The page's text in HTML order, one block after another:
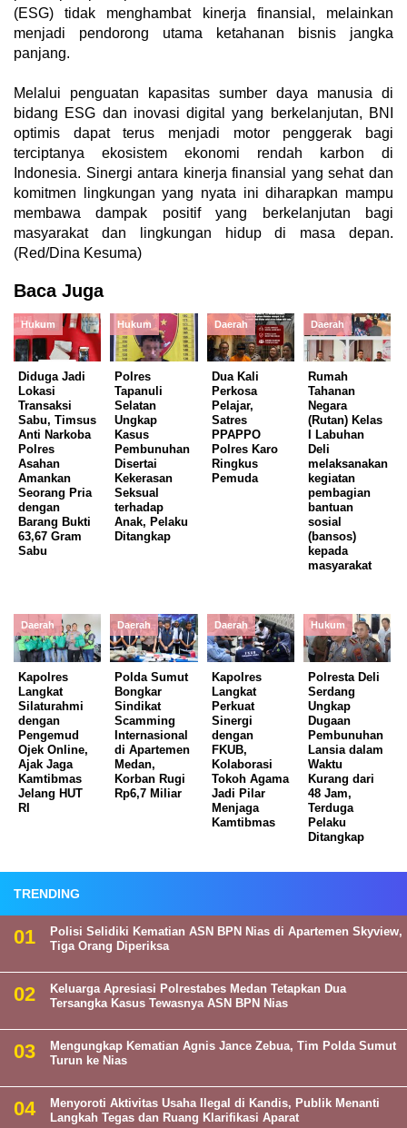
(ESG) tidak menghambat kinerja finansial, melainkan
menjadi pendorong utama ketahanan bisnis jangka
panjang.
‎Melalui penguatan kapasitas sumber daya manusia di
bidang ESG dan inovasi digital yang berkelanjutan, BNI
optimis dapat terus menjadi motor penggerak bagi
terciptanya ekosistem ekonomi rendah karbon di
Indonesia. Sinergi antara kinerja finansial yang sehat dan
komitmen lingkungan yang nyata ini diharapkan mampu
membawa dampak positif yang berkelanjutan bagi
masyarakat dan lingkungan hidup di masa depan.
(Red/Dina Kesuma)
Baca Juga
Hukum
Diduga Jadi
Lokasi
Transaksi
Sabu, Timsus
Anti Narkoba
Polres
Asahan
Amankan
Seorang Pria
dengan
Barang Bukti
63,67 Gram
Sabu
Hukum
Polres
Tapanuli
Selatan
Ungkap
Kasus
Pembunuhan
Disertai
Kekerasan
Seksual
terhadap
Anak, Pelaku
Ditangkap
Daerah
Dua Kali
Perkosa
Pelajar,
Satres
PPAPPO
Polres Karo
Ringkus
Pemuda
Daerah
Rumah
Tahanan
Negara
(Rutan) Kelas
I Labuhan
Deli
melaksanakan
kegiatan
pembagian
bantuan
sosial
(bansos)
kepada
masyarakat
Daerah
Kapolres
Langkat
Silaturahmi
dengan
Pengemud
Ojek Online,
Ajak Jaga
Kamtibmas
Jelang HUT
RI
Daerah
Polda Sumut
Bongkar
Sindikat
Scamming
Internasional
di Apartemen
Medan,
Korban Rugi
Rp6,7 Miliar
Daerah
Kapolres
Langkat
Perkuat
Sinergi
dengan
FKUB,
Kolaborasi
Tokoh Agama
Jadi Pilar
Menjaga
Kamtibmas
Hukum
Polresta Deli
Serdang
Ungkap
Dugaan
Pembunuhan
Lansia dalam
Waktu
Kurang dari
48 Jam,
Terduga
Pelaku
Ditangkap
TRENDING
Polisi Selidiki Kematian ASN BPN Nias di Apartemen Skyview,
Tiga Orang Diperiksa
Keluarga Apresiasi Polrestabes Medan Tetapkan Dua
Tersangka Kasus Tewasnya ASN BPN Nias
Mengungkap Kematian Agnis Jance Zebua, Tim Polda Sumut
Turun ke Nias
Menyoroti Aktivitas Usaha Ilegal di Kandis, Publik Menanti
Langkah Tegas dan Ruang Klarifikasi Aparat